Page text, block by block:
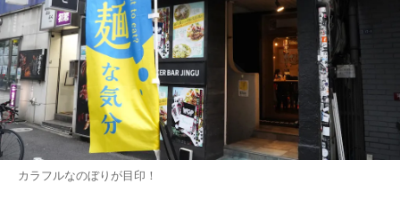
カラフルなのぼりが目印！